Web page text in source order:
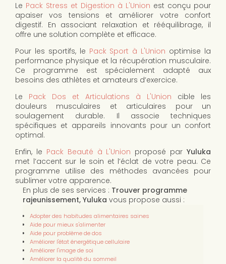
Le Pack Stress et Digestion à L'Union est conçu pour
apaiser vos tensions et améliorer votre confort
digestif. En associant relaxation et rééquilibrage, il
offre une solution complète et efficace.
Pour les sportifs, le Pack Sport à L'Union optimise la
performance physique et la récupération musculaire.
Ce programme est spécialement adapté aux
besoins des athlètes et amateurs d’exercice.
Le Pack Dos et Articulations à L'Union cible les
douleurs musculaires et articulaires pour un
soulagement durable. Il associe techniques
spécifiques et appareils innovants pour un confort
optimal.
Enfin, le Pack Beauté à L'Union proposé par Yuluka
met l’accent sur le soin et l’éclat de votre peau. Ce
programme utilise des méthodes avancées pour
sublimer votre apparence.
En plus de ses services : Trouver programme
rajeunissement, Yuluka vous propose aussi :
Adopter des habitudes alimentaires saines
Aide pour mieux s'alimenter
Aide pour problème de dos
Améliorer l'état énergétique cellulaire
Améliorer l'image de soi
Améliorer la qualité du sommeil